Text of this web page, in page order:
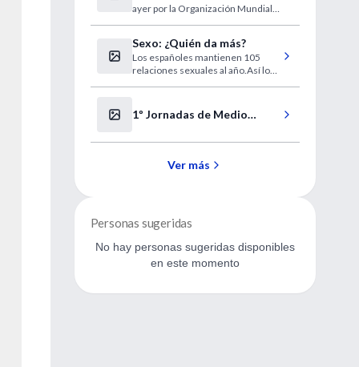
hogar
ayer por la Organización Mundial
Sexo: ¿Quién da más?
Los españoles mantienen 105
relaciones sexuales al año.Así lo
1º Jornadas de Medio
Ver más
Personas sugeridas
No hay personas sugeridas disponibles
en este momento